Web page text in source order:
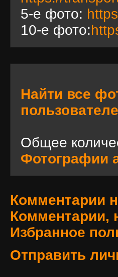
5-е фото:
10-е фото:
Найти все
Общее
Фотографии
Комментарии
Комментарии,
Избранное
Отправить